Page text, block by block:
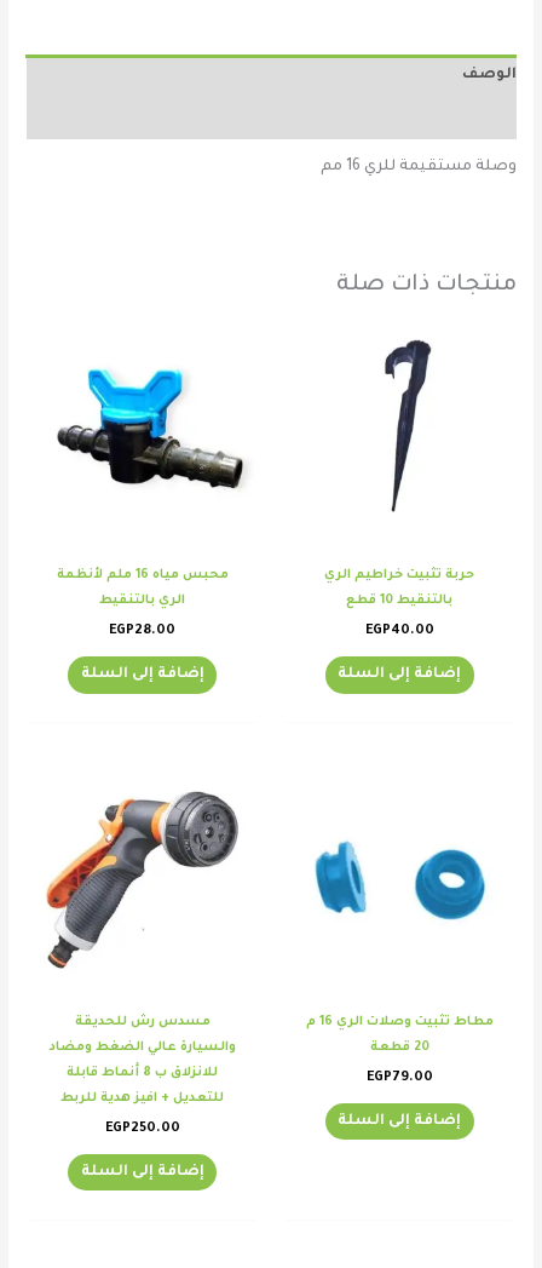
الوصف
وصلة مستقيمة للري 16 مم
منتجات ذات صلة
حربة تثبيت خراطيم الري
بالتنقيط 10 قطع
EGP40.00
إضافة إلى السلة
محبس مياه 16 ملم لأنظمة
الري بالتنقيط
EGP28.00
إضافة إلى السلة
مطاط تثبيت وصلات الري 16 م
20 قطعة
EGP79.00
إضافة إلى السلة
مسدس رش للحديقة
والسيارة عالي الضغط ومضاد
للانزلاق ب 8 أنماط قابلة
للتعديل + افيز هدية للربط
EGP250.00
إضافة إلى السلة